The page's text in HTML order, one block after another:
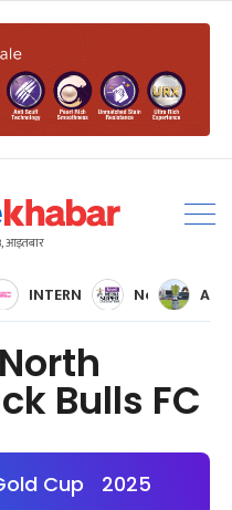
आइतबार
gold cup
Pokhara Gold Cup 2025
INTERNATIONAL WOMENS
Nepal Super
Bulls FC
Cup 2025